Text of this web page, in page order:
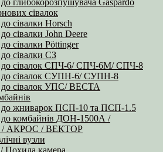
глибокорозпушувача Gaspardo
сівалок
сівалки Horsch
сівалки John Deere
сівалки Pöttinger
сівалки СЗ
до сівалок СПЧ-6/ СПЧ-6М/ СПЧ-8
до сівалок СУПН-6/ СУПН-8
до сівалок УПС/ ВЕСТА
до жниварок ПСП-10 та ПСП-1.5
до комбайнів ДОН-1500А /
/ АКРОС / ВЕКТОР
вузли